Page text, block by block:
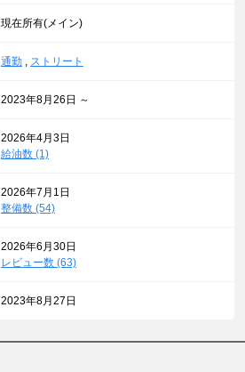
現在所有(メイン)
通勤 ストリート
2023年8月26日 ～
2026年4月3日
給油数 (1)
2026年7月1日
整備数 (54)
2026年6月30日
レビュー数 (63)
2023年8月27日